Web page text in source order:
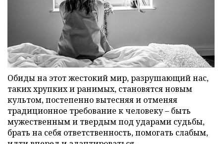
Обиды на этот жестокий мир, разрушающий нас,
таких хрупких и ранимых, становятся новым
культом, постепенно вытесняя и отменяя
традиционное требование к человеку – быть
мужественным и твердым под ударами судьбы,
брать на себя ответственность, помогать слабым,